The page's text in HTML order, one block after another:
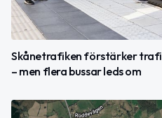
Skånetrafiken förstärker
– men flera bussar leds om